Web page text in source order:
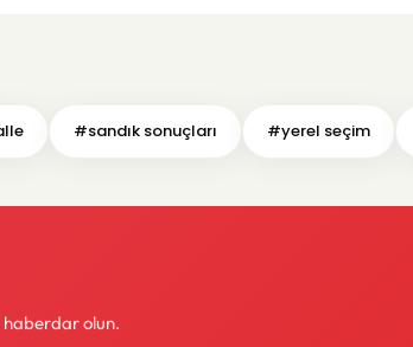
#sandık sonuçları #yerel seçim
haberdar olun.